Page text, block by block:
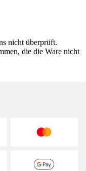
nicht überprüft.
die die Ware nicht